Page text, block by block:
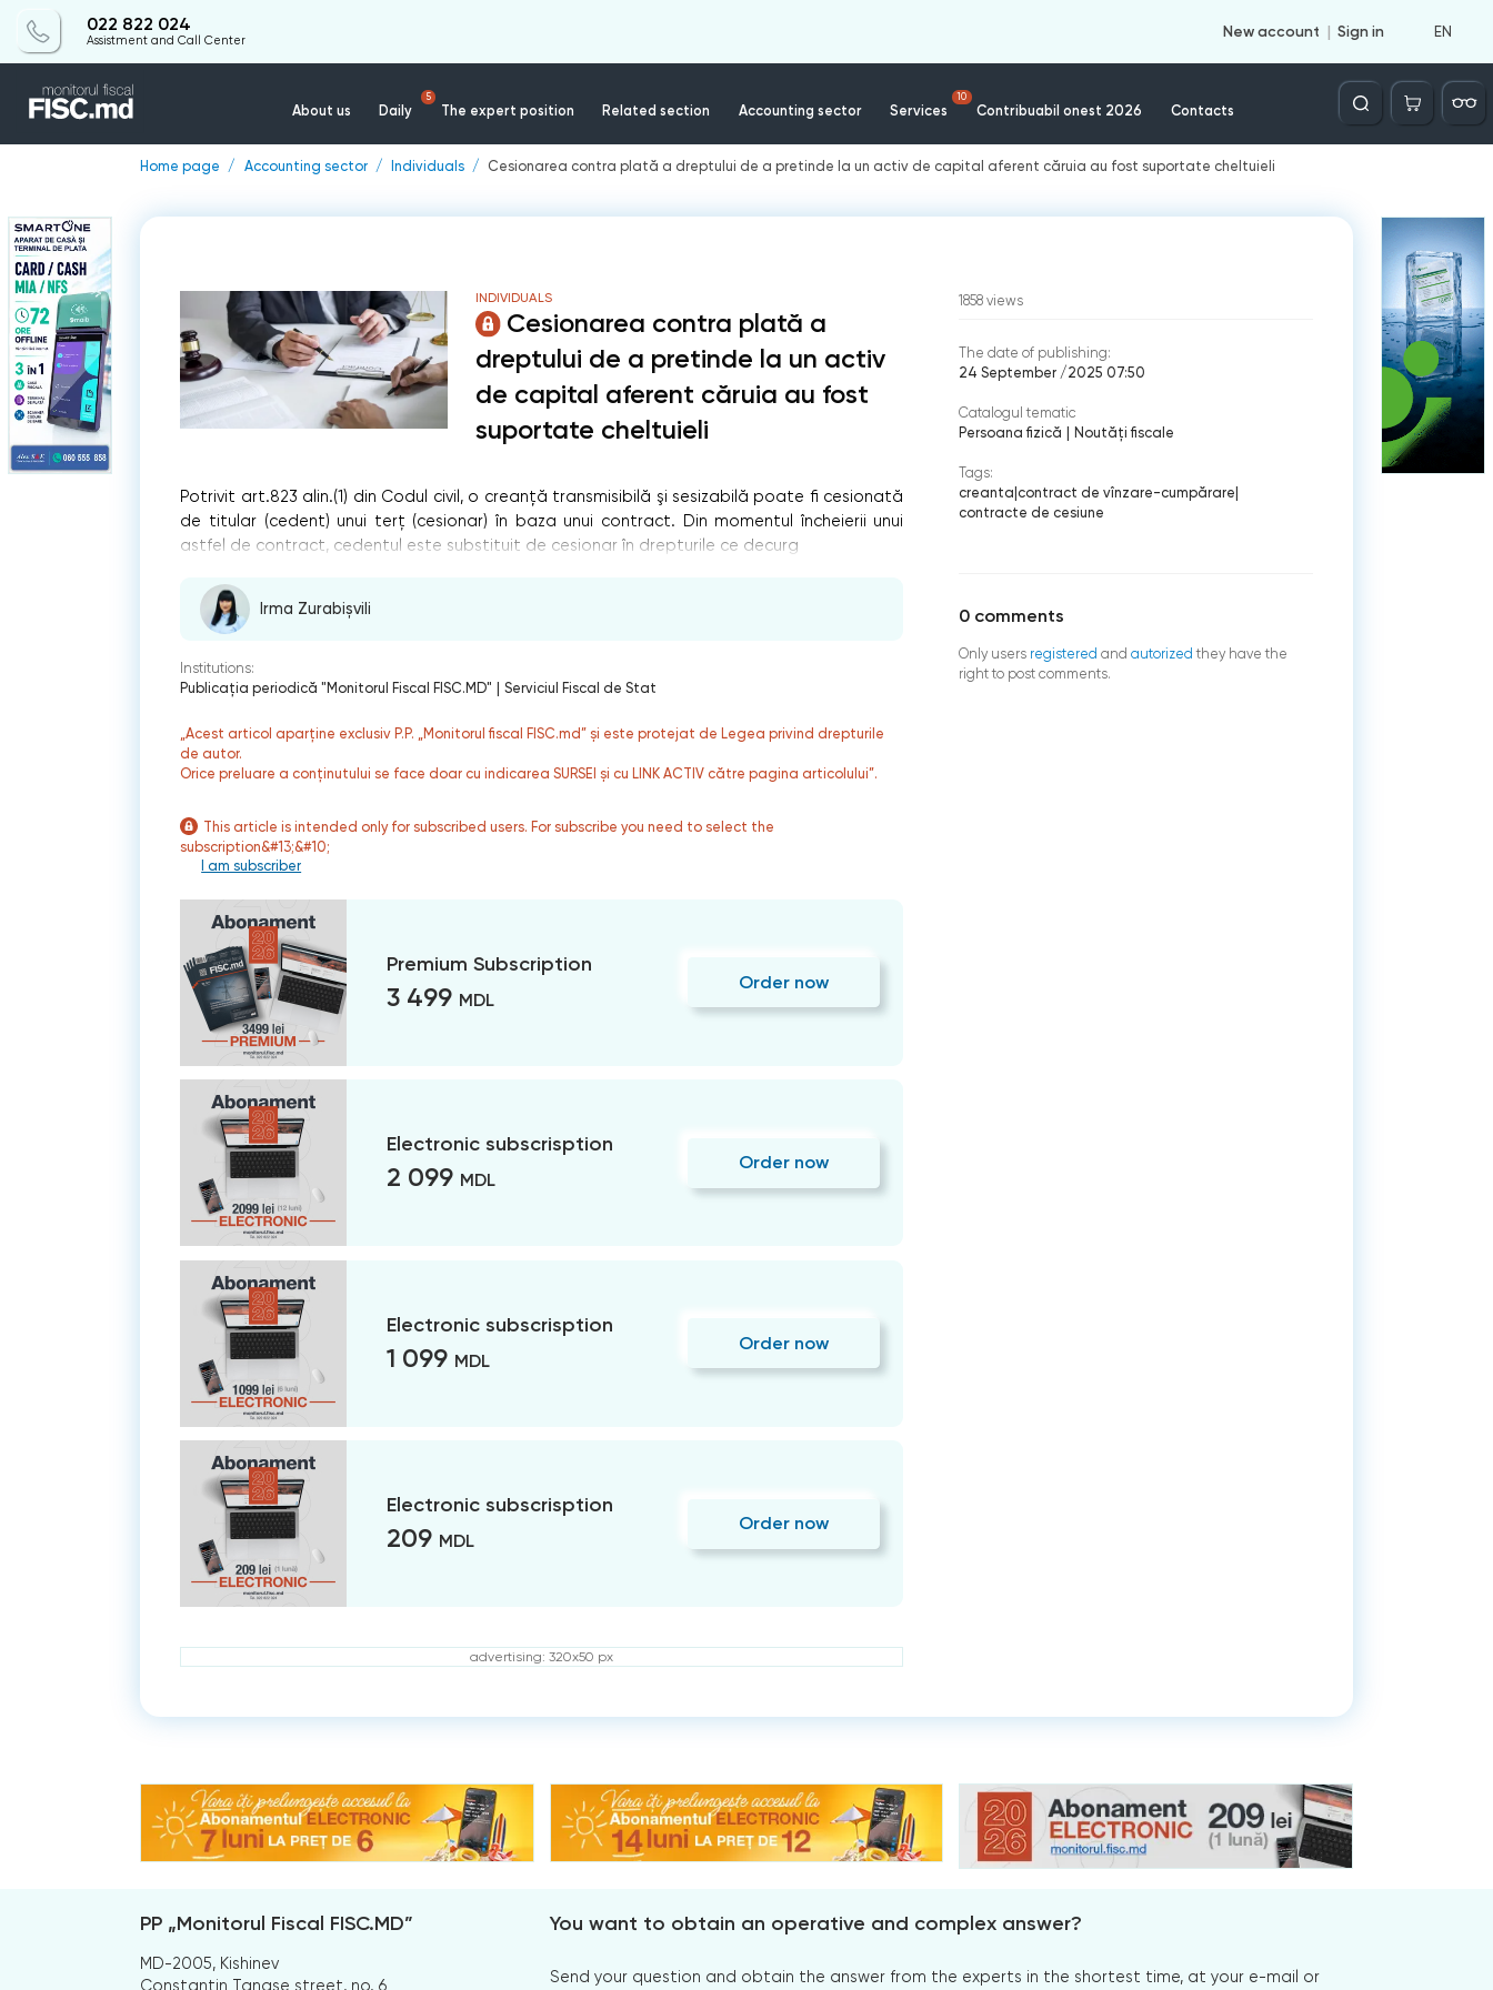
022 822 024
Assistment and Call Center
New account Sign in EN
About us Daily
5
The expert position Related section Accounting sector Services
10
Contribuabil onest 2026 Contacts
Căutare
Home page Accounting sector Individuals Cesionarea contra plată a dreptului de a pretinde la un activ de capital aferent căruia au fost suportate cheltuieli
INDIVIDUALS
Cesionarea contra plată a
dreptului de a pretinde la un activ
de capital aferent căruia au fost
suportate cheltuieli
Potrivit art.823 alin.(1) din Codul civil, o creanţă transmisibilă şi sesizabilă poate fi cesionată
de titular (cedent) unui terţ (cesionar) în baza unui contract. Din momentul încheierii unui
astfel de contract, cedentul este substituit de cesionar în drepturile ce decurg
Irma Zurabișvili
Institutions:
Publicaţia periodică "Monitorul Fiscal FISC.MD"
Serviciul Fiscal de Stat
„Acest articol aparține exclusiv P.P. „Monitorul fiscal FISC.md” și este protejat de Legea privind drepturile
de autor.
Orice preluare a conținutului se face doar cu indicarea SURSEI și cu LINK ACTIV către pagina articolului”.
This article is intended only for subscribed users. For subscribe you need to select the
subscription&#13;&#10;
I am subscriber
Premium Subscription
3 499 MDL
Order now
Electronic subscrisption
2 099 MDL
Order now
Electronic subscrisption
1 099 MDL
Order now
Electronic subscrisption
209 MDL
Order now
advertising: 320x50 px
1858 views
The date of publishing:
24 September /2025 07:50
Catalogul tematic
Persoana fizică
Noutăți fiscale
Tags:
creanta contract de vînzare-cumpărare
contracte de cesiune
0 comments
Only users registered and autorized they have the
right to post comments.
PP „Monitorul Fiscal FISC.MD”
MD-2005, Kishinev
Constantin Tanase street, no. 6
You want to obtain an operative and complex answer?
Send your question and obtain the answer from the experts in the shortest time, at your e-mail or